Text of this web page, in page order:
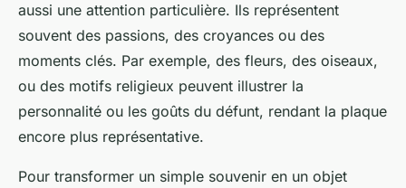
aussi une attention particulière. Ils représentent
souvent des passions, des croyances ou des
moments clés. Par exemple, des fleurs, des oiseaux,
ou des motifs religieux peuvent illustrer la
personnalité ou les goûts du défunt, rendant la plaque
encore plus représentative.
Pour transformer un simple souvenir en un objet